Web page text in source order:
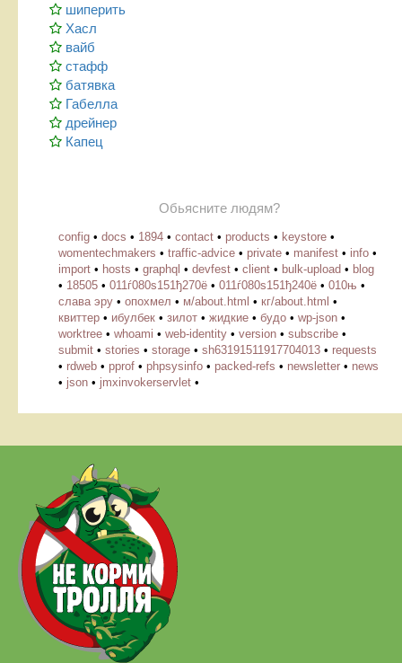
шиперить
Хасл
вайб
стафф
батявка
Габелла
дрейнер
Капец
Обьясните людям?
config • docs • 1894 • contact • products • keystore •
womentechmakers • traffic-advice • private • manifest • info •
import • hosts • graphql • devfest • client • bulk-upload • blog
• 18505 • 011ѓ080ѕ151ђ270ё • 011ѓ080ѕ151ђ240ё • 010њ •
слава эру • опохмел • м/about.html • кг/about.html •
квиттер • ибулбек • зилот • жидкие • будо • wp-json •
worktree • whoami • web-identity • version • subscribe •
submit • stories • storage • sh63191511917704013 • requests
• rdweb • pprof • phpsysinfo • packed-refs • newsletter • news
• json • jmxinvokerservlet •